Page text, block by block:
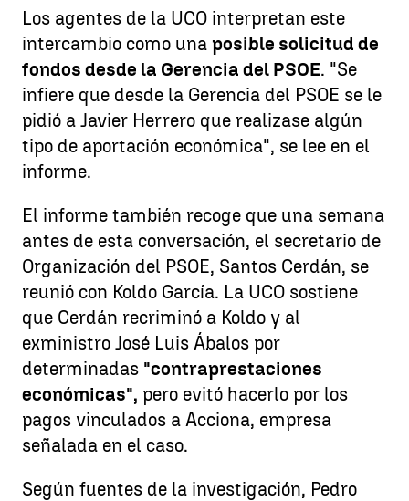
Los agentes de la UCO interpretan este
intercambio como una posible solicitud de
fondos desde la Gerencia del PSOE. "Se
infiere que desde la Gerencia del PSOE se le
pidió a Javier Herrero que realizase algún
tipo de aportación económica", se lee en el
informe.
El informe también recoge que una semana
antes de esta conversación, el secretario de
Organización del PSOE, Santos Cerdán, se
reunió con Koldo García. La UCO sostiene
que Cerdán recriminó a Koldo y al
exministro José Luis Ábalos por
determinadas "contraprestaciones
económicas", pero evitó hacerlo por los
pagos vinculados a Acciona, empresa
señalada en el caso.
Según fuentes de la investigación, Pedro